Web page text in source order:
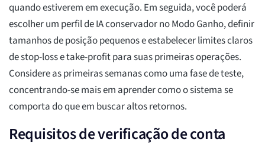
quando estiverem em execução. Em seguida, você poderá
escolher um perfil de IA conservador no Modo Ganho, definir
tamanhos de posição pequenos e estabelecer limites claros
de stop-loss e take-profit para suas primeiras operações.
Considere as primeiras semanas como uma fase de teste,
concentrando-se mais em aprender como o sistema se
comporta do que em buscar altos retornos.
Requisitos de verificação de conta